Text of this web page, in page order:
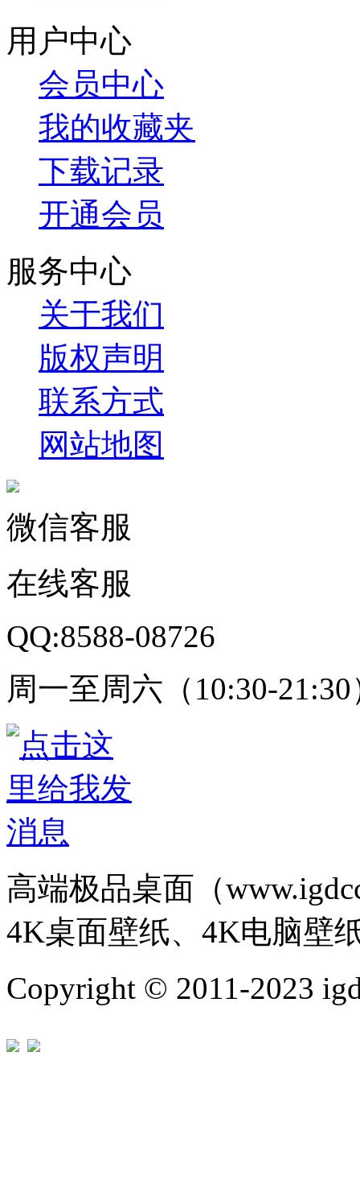
用户中心
会员中心
我的收藏夹
下载记录
开通会员
服务中心
关于我们
版权声明
联系方式
网站地图
微信客服
在线客服
QQ:8588-08726
周一至周六（10:30-21:30
高端极品桌面（
4K桌面壁纸、4K电脑壁
Copyright © 2011-2023